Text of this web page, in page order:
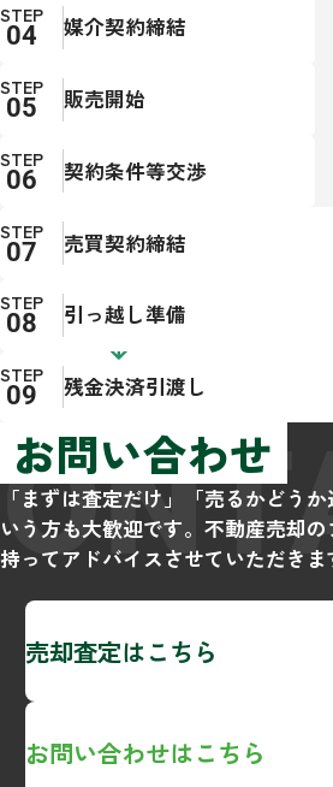
STEP 媒介契約締結
STEP 販売開始
STEP 契約条件等交渉
STEP 売買契約締結
STEP 引っ越し準備
STEP 残金決済引渡し
お問い合わせ
「まずは査定だけ」「売るかどう
いう方も大歓迎です。不動産売却
持ってアドバイスさせていただきま
売却査定はこちら
お問い合わせはこちら